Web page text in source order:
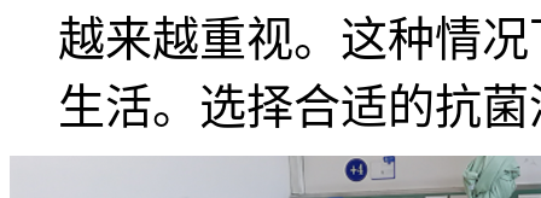
越来越重视。这种情
生活。选择合适的抗